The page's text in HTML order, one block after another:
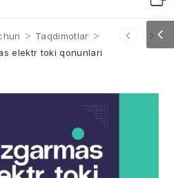
> Taqdimotlar >
elektr toki qonunlari